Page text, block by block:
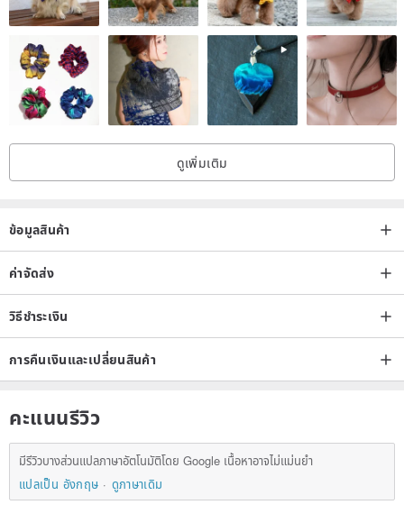
ดูเพิ่มเติม
ข้อมูลสินค้า
ค่าจัดส่ง
วิธีชำระเงิน
การคืนเงินและเปลี่ยนสินค้า
คะแนนรีวิว
มีรีวิวบางส่วนแปลภาษาอัตโนมัติโดย Google เนื้อหาอาจไม่แม่นยำ
แปลเป็น อังกฤษ
ดูภาษาเดิม